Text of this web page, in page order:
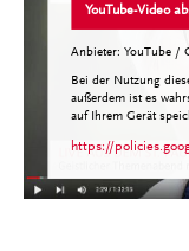
YouTube-Video
Anbieter: YouTube /
Bei der Nutzung
außerdem ist es
auf Ihrem Gerät
https://